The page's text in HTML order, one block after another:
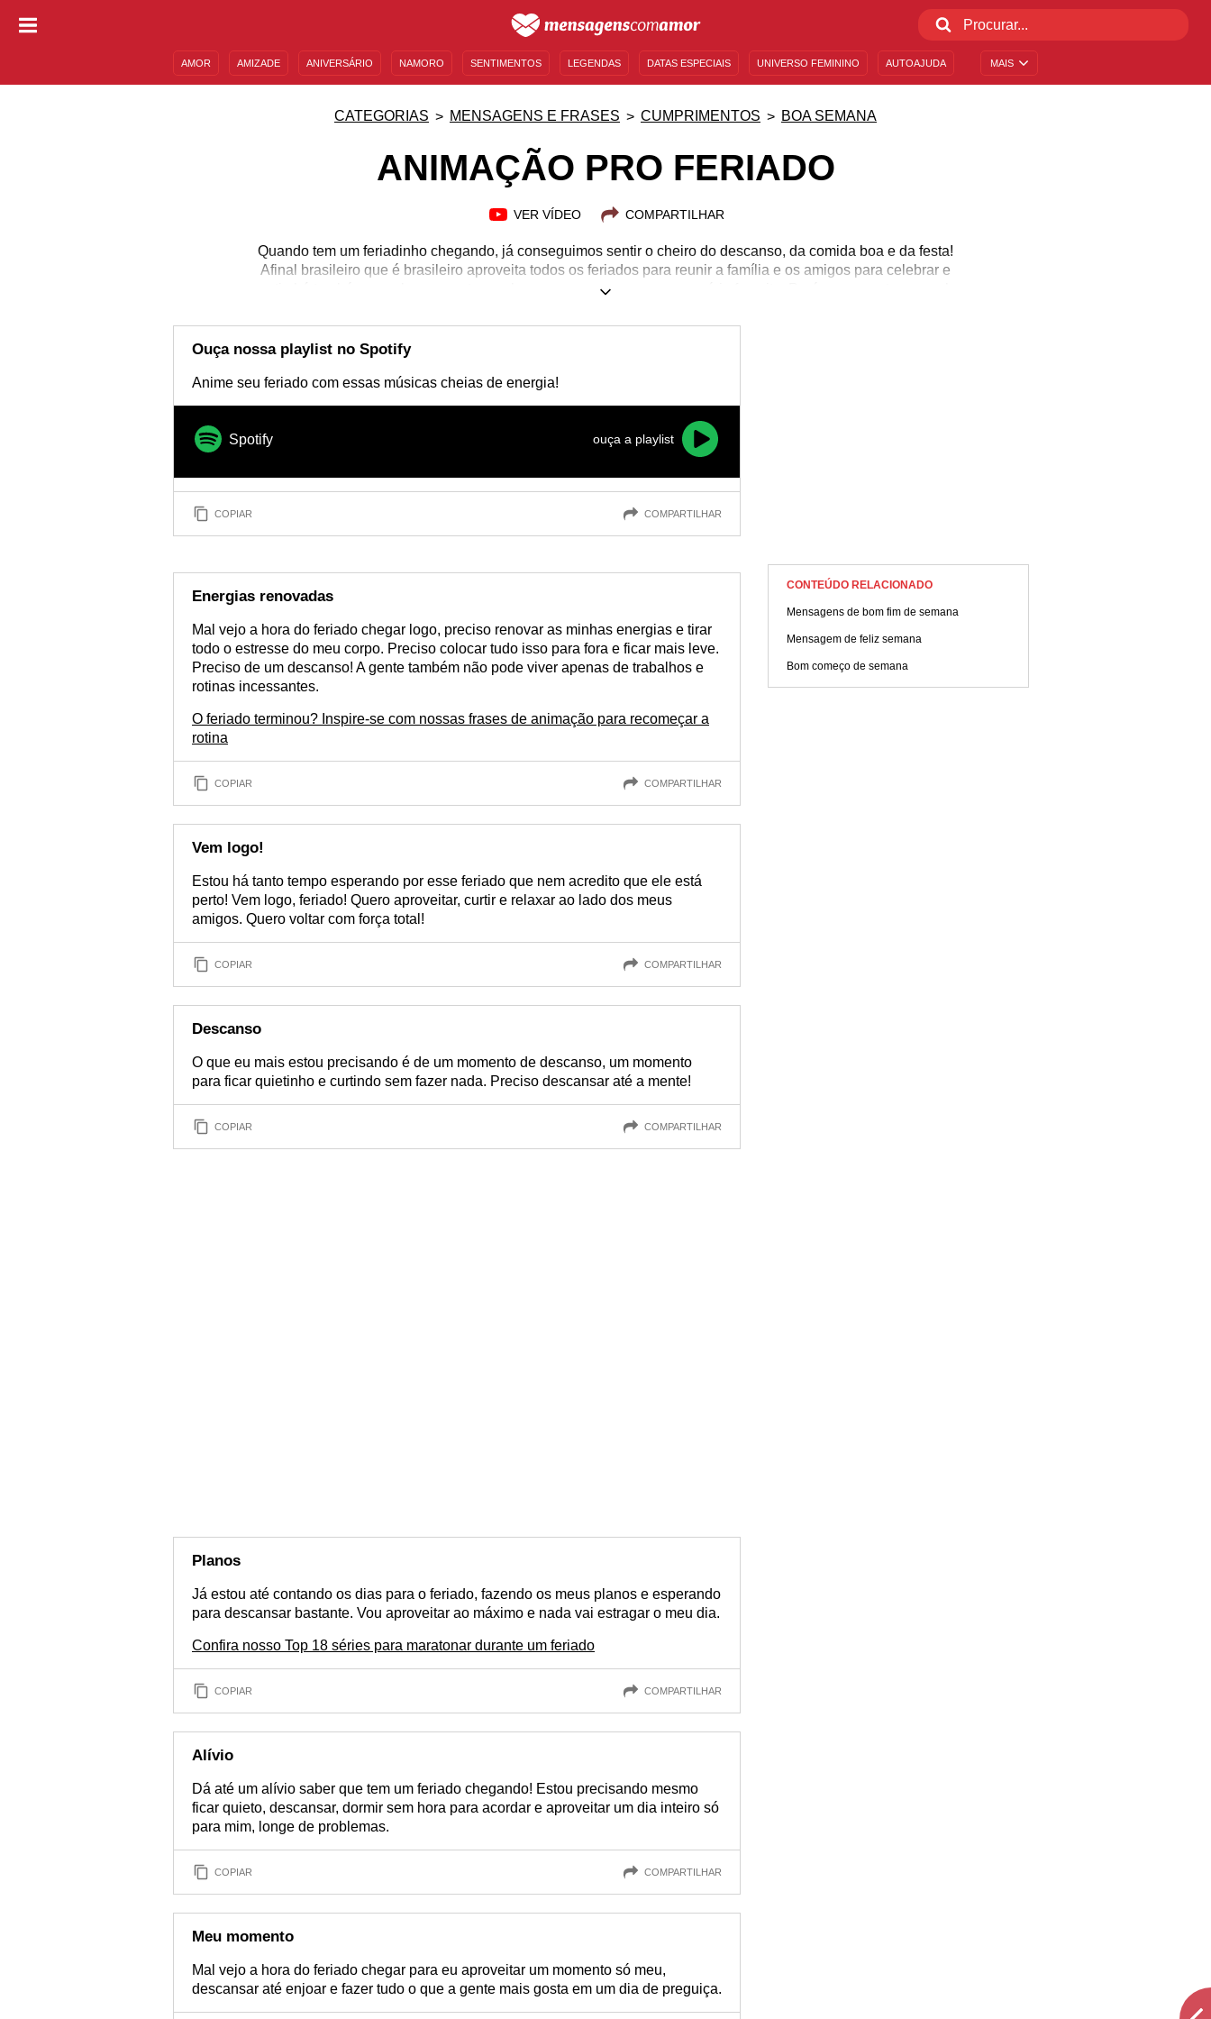
MAIS
AMOR AMIZADE ANIVERSÁRIO NAMORO SENTIMENTOS LEGENDAS DATAS ESPECIAIS UNIVERSO FEMININO AUTOAJUDA
CATEGORIAS MENSAGENS E FRASES CUMPRIMENTOS BOA SEMANA
ANIMAÇÃO PRO FERIADO
VER VÍDEO COMPARTILHAR
Quando tem um feriadinho chegando, já conseguimos sentir o cheiro do descanso, da comida boa e da festa!
Afinal brasileiro que é brasileiro aproveita todos os feriados para reunir a família e os amigos para celebrar e
curtir; há também aqueles que optam pelo sossego em casa com sua série favorita. Porém sempre tem aquela
a sua animação para o feriado. Inspire-se com nossas mensagens e encontre o ânimo de que precisa para curtir
ao máximo os seus merecidos dias de descanso. Separe o sonzinho e coloca o refri na geladeira porque o
Ouça nossa playlist no Spotify
Anime seu feriado com essas músicas cheias de energia!
Spotify ouça a playlist
COPIAR COMPARTILHAR
Energias renovadas
Mal vejo a hora do feriado chegar logo, preciso renovar as minhas energias e tirar
todo o estresse do meu corpo. Preciso colocar tudo isso para fora e ficar mais leve.
Preciso de um descanso! A gente também não pode viver apenas de trabalhos e
rotinas incessantes.
O feriado terminou? Inspire-se com nossas frases de animação para recomeçar a
rotina
COPIAR COMPARTILHAR
Vem logo!
Estou há tanto tempo esperando por esse feriado que nem acredito que ele está
perto! Vem logo, feriado! Quero aproveitar, curtir e relaxar ao lado dos meus
amigos. Quero voltar com força total!
COPIAR COMPARTILHAR
Descanso
O que eu mais estou precisando é de um momento de descanso, um momento
para ficar quietinho e curtindo sem fazer nada. Preciso descansar até a mente!
COPIAR COMPARTILHAR
Planos
Já estou até contando os dias para o feriado, fazendo os meus planos e esperando
para descansar bastante. Vou aproveitar ao máximo e nada vai estragar o meu dia.
Confira nosso Top 18 séries para maratonar durante um feriado
COPIAR COMPARTILHAR
Alívio
Dá até um alívio saber que tem um feriado chegando! Estou precisando mesmo
ficar quieto, descansar, dormir sem hora para acordar e aproveitar um dia inteiro só
para mim, longe de problemas.
COPIAR COMPARTILHAR
Meu momento
Mal vejo a hora do feriado chegar para eu aproveitar um momento só meu,
descansar até enjoar e fazer tudo o que a gente mais gosta em um dia de preguiça.
CONTEÚDO RELACIONADO
Mensagens de bom fim de semana
Mensagem de feliz semana
Bom começo de semana